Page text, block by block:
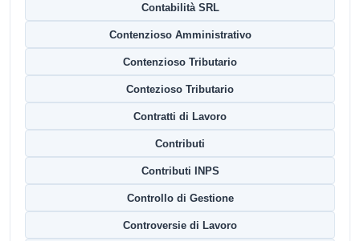
Contabilità SRL
Contenzioso Amministrativo
Contenzioso Tributario
Contezioso Tributario
Contratti di Lavoro
Contributi
Contributi INPS
Controllo di Gestione
Controversie di Lavoro